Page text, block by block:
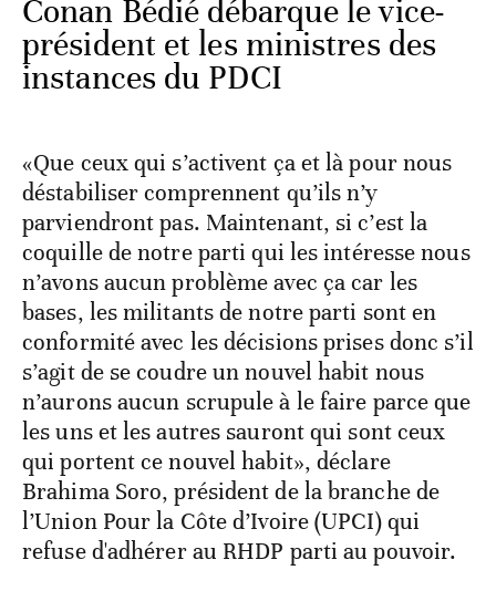
Conan Bédié débarque le vice-
président et les ministres des
instances du PDCI
«Que ceux qui s’activent ça et là pour nous
déstabiliser comprennent qu’ils n’y
parviendront pas. Maintenant, si c’est la
coquille de notre parti qui les intéresse nous
n’avons aucun problème avec ça car les
bases, les militants de notre parti sont en
conformité avec les décisions prises donc s’il
s’agit de se coudre un nouvel habit nous
n’aurons aucun scrupule à le faire parce que
les uns et les autres sauront qui sont ceux
qui portent ce nouvel habit», déclare
Brahima Soro, président de la branche de
l’Union Pour la Côte d’Ivoire (UPCI) qui
refuse d'adhérer au RHDP parti au pouvoir.